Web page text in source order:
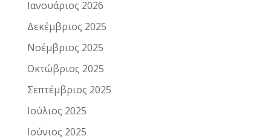
Ιανουάριος 2026
Δεκέμβριος 2025
Νοέμβριος 2025
Οκτώβριος 2025
Σεπτέμβριος 2025
Ιούλιος 2025
Ιούνιος 2025